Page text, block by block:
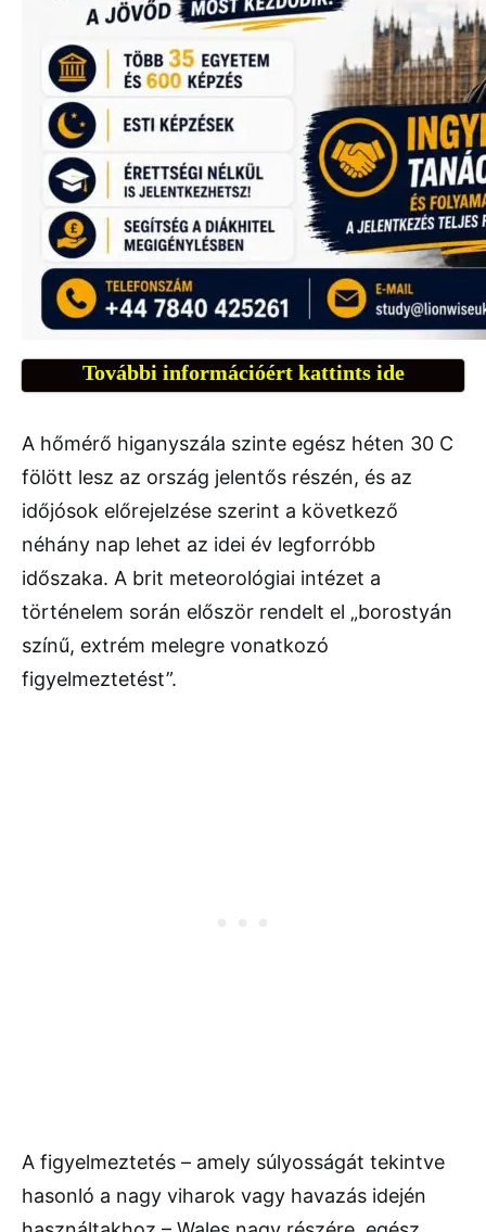
További információért kattints ide
A hőmérő higanyszála szinte egész héten 30 C
fölött lesz az ország jelentős részén, és az
időjósok előrejelzése szerint a következő
néhány nap lehet az idei év legforróbb
időszaka. A brit meteorológiai intézet a
történelem során először rendelt el „borostyán
színű, extrém melegre vonatkozó
figyelmeztetést”.
A figyelmeztetés – amely súlyosságát tekintve
hasonló a nagy viharok vagy havazás idején